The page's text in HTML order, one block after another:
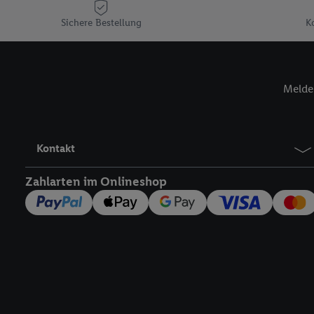
Sichere Bestellung
Kontakt
Zahlarten im Onlineshop
genannten Partner
nachfolgend
Gewährleistung der
Anzeige von
Messung des Erfolgs
Technologie für
Verwendung
Zugriff auf
Zielgruppen durch
reduzierter Daten